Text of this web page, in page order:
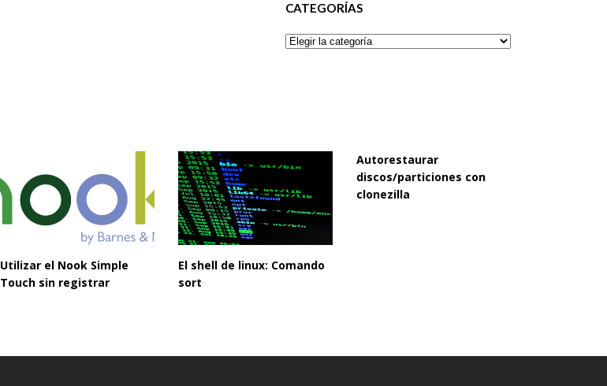
CATEGORÍAS
Categorías
Utilizar el Nook Simple
Touch sin registrar
El shell de linux: Comando
sort
Autorestaurar
discos/particiones con
clonezilla